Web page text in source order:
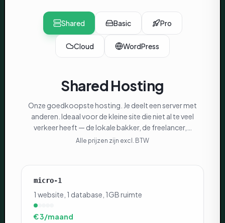
Shared Basic Pro
Cloud WordPress
Shared Hosting
Onze goedkoopste hosting. Je deelt een server met
anderen. Ideaal voor de kleine site die niet al te veel
verkeer heeft — de lokale bakker, de freelancer,…
Alle prijzen zijn excl. BTW
micro-1
1 website, 1 database, 1GB ruimte
€ 3/maand